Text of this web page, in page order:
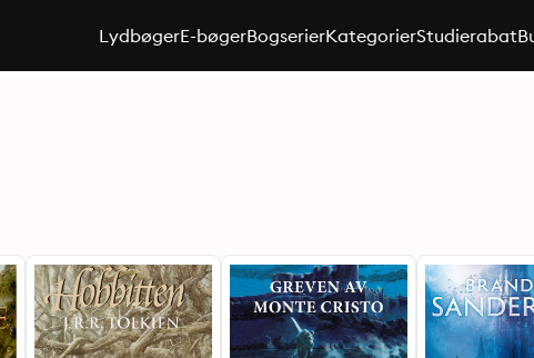
LydbøgerE-bøgerBogserierKategorierStudierabat